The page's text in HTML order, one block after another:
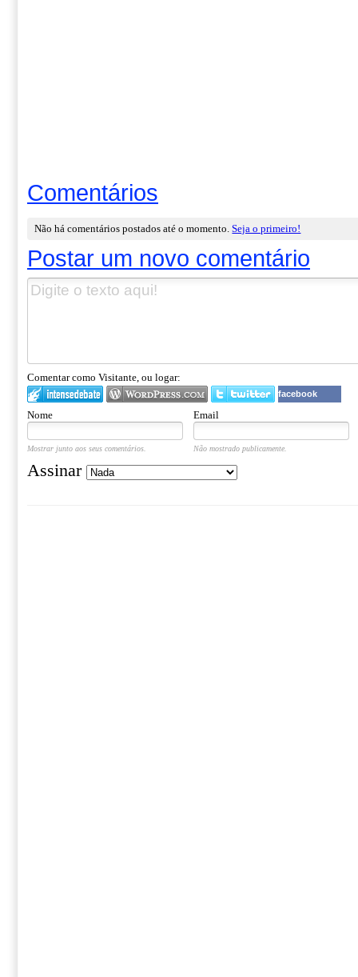
Comentários
Não há comentários postados até o momento.Seja o primeiro!
Postar um novo comentário
Comentar como Visitante, ou logar:
facebook
Nome Email
Mostrar junto aos seus comentários. Não mostrado publicamente.
Assinar